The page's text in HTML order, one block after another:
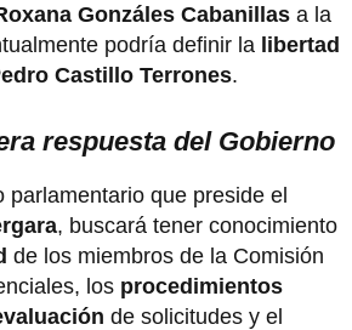
Gonzáles Cabanillas a la
podría definir la libertad
Castillo Terrones.
respuesta del Gobierno
parlamentario que preside el
, buscará tener conocimiento
de los miembros de la Comisión
los procedimientos
de solicitudes y el